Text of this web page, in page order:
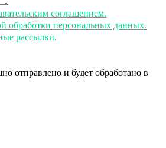
соглашением.
обработки персональных данных.
рассылки.
отправлено и будет обработано в